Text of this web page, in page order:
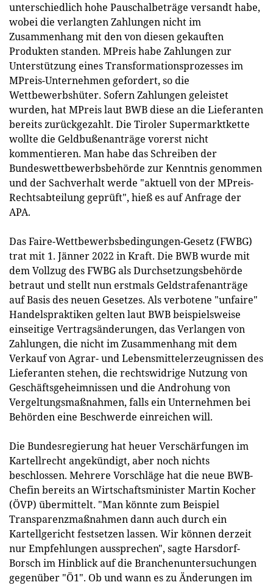
unterschiedlich hohe Pauschalbeträge versandt habe,
wobei die verlangten Zahlungen nicht im
Zusammenhang mit den von diesen gekauften
Produkten standen. MPreis habe Zahlungen zur
Unterstützung eines Transformationsprozesses im
MPreis-Unternehmen gefordert, so die
Wettbewerbshüter. Sofern Zahlungen geleistet
wurden, hat MPreis laut BWB diese an die Lieferanten
bereits zurückgezahlt. Die Tiroler Supermarktkette
wollte die Geldbußenanträge vorerst nicht
kommentieren. Man habe das Schreiben der
Bundeswettbewerbsbehörde zur Kenntnis genommen
und der Sachverhalt werde "aktuell von der MPreis-
Rechtsabteilung geprüft", hieß es auf Anfrage der
APA.
Das Faire-Wettbewerbsbedingungen-Gesetz (FWBG)
trat mit 1. Jänner 2022 in Kraft. Die BWB wurde mit
dem Vollzug des FWBG als Durchsetzungsbehörde
betraut und stellt nun erstmals Geldstrafenanträge
auf Basis des neuen Gesetzes. Als verbotene "unfaire"
Handelspraktiken gelten laut BWB beispielsweise
einseitige Vertragsänderungen, das Verlangen von
Zahlungen, die nicht im Zusammenhang mit dem
Verkauf von Agrar- und Lebensmittelerzeugnissen des
Lieferanten stehen, die rechtswidrige Nutzung von
Geschäftsgeheimnissen und die Androhung von
Vergeltungsmaßnahmen, falls ein Unternehmen bei
Behörden eine Beschwerde einreichen will.
Die Bundesregierung hat heuer Verschärfungen im
Kartellrecht angekündigt, aber noch nichts
beschlossen. Mehrere Vorschläge hat die neue BWB-
Chefin bereits an Wirtschaftsminister Martin Kocher
(ÖVP) übermittelt. "Man könnte zum Beispiel
Transparenzmaßnahmen dann auch durch ein
Kartellgericht festsetzen lassen. Wir können derzeit
nur Empfehlungen aussprechen", sagte Harsdorf-
Borsch im Hinblick auf die Branchenuntersuchungen
gegenüber "Ö1". Ob und wann es zu Änderungen im